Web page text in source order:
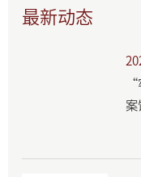
最新动态
“
案